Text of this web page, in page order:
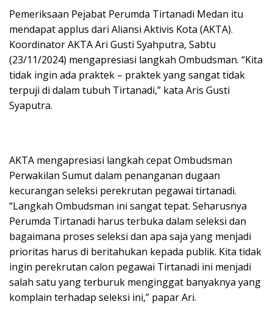
Pemeriksaan Pejabat Perumda Tirtanadi Medan itu
mendapat applus dari Aliansi Aktivis Kota (AKTA).
Koordinator AKTA Ari Gusti Syahputra, Sabtu
(23/11/2024) mengapresiasi langkah Ombudsman. “Kita
tidak ingin ada praktek – praktek yang sangat tidak
terpuji di dalam tubuh Tirtanadi,” kata Aris Gusti
Syaputra.
AKTA mengapresiasi langkah cepat Ombudsman
Perwakilan Sumut dalam penanganan dugaan
kecurangan seleksi perekrutan pegawai tirtanadi.
“Langkah Ombudsman ini sangat tepat. Seharusnya
Perumda Tirtanadi harus terbuka dalam seleksi dan
bagaimana proses seleksi dan apa saja yang menjadi
prioritas harus di beritahukan kepada publik. Kita tidak
ingin perekrutan calon pegawai Tirtanadi ini menjadi
salah satu yang terburuk menginggat banyaknya yang
komplain terhadap seleksi ini,” papar Ari.